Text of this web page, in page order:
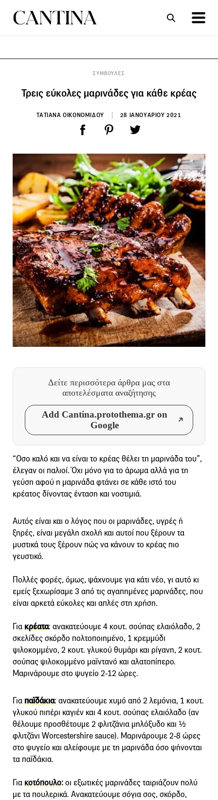
ΣΥΜΒΟΥΛΕΣ
Τρεις εύκολες μαρινάδες για κάθε κρέας
ΤΑΤΙΑΝΑ ΟΙΚΟΝΟΜΙΔΟΥ 28 ΙΑΝΟΥΑΡΙΟΥ 2021
Δείτε περισσότερα άρθρα μας στα
αποτελέσματα αναζήτησης
Add Cantina.protothema.gr on
Google
“Οσο καλό και να είναι το κρέας θέλει τη μαρινάδα του”,
έλεγαν οι παλιοί. Όχι μόνο για το άρωμα αλλά για τη
γεύση αφού η μαρινάδα φτάνει σε κάθε ιστό του
κρέατος δίνοντας ένταση και νοστιμιά.
Αυτός είναι και ο λόγος που οι μαρινάδες, υγρές ή
ξηρές, είναι μεγάλη σχολή και αυτοί που ξέρουν τα
μυστικά τους ξέρουν πώς να κάνουν το κρέας πιο
γευστικό.
Πολλές φορές, όμως, ψάχνουμε για κάτι νέο, γι αυτό κι
εμείς ξεχωρίσαμε 3 από τις αγαπημένες μαρινάδες, που
είναι αρκετά εύκολες και απλές στη χρήση.
Για κρέατα: ανακατεύουμε 4 κουτ. σούπας ελαιόλαδο, 2
σκελίδες σκόρδο πολτοποιημένο, 1 κρεμμύδι
ψιλοκομμένο, 2 κουτ. γλυκού θυμάρι και ρίγανη, 2 κουτ.
σούπας ψιλοκομμένο μαϊντανό και αλατοπίπερο.
Μαρινάρουμε στο ψυγείο 2-12 ώρες.
Για παϊδάκια: ανακατεύουμε χυμό από 2 λεμόνια, 1 κουτ.
γλυκού πιπέρι καγιέν και 4 κουτ. σούπας ελαιόλαδο (αν
θέλουμε προσθέτουμε 2 φλιτζάνια μηλόξυδο και ½
φλιτζάνι Worcestershire sauce). Mαρινάρουμε 2-8 ώρες
στο ψυγείο και αλείφουμε με τη μαρινάδα όσο ψήνονται
τα παϊδάκια.
Για κοτόπουλο:οι εξωτικές μαρινάδες ταιριάζουν πολύ
με τα πουλερικά. Ανακατεύουμε σόγια σος, σκόρδο,